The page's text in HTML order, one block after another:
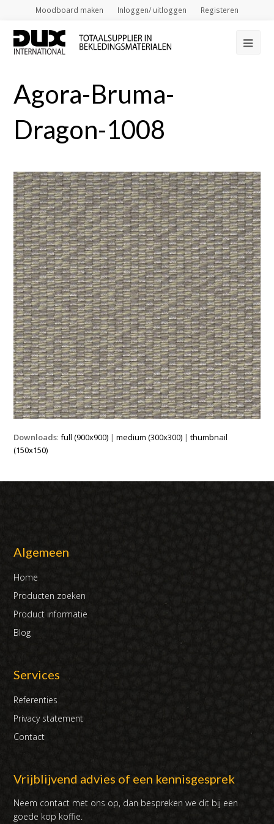
Moodboard maken Inloggen/ uitloggen Registeren
Agora-Bruma-
Dragon-1008
Downloads:full (900x900) |medium (300x300) |thumbnail
(150x150)
Algemeen
Home
Producten zoeken
Product informatie
Blog
Services
Referenties
Privacy statement
Contact
Vrijblijvend advies of een kennisgesprek
Neem contact met ons op, dan bespreken we dit bij een
goede kop koffie.